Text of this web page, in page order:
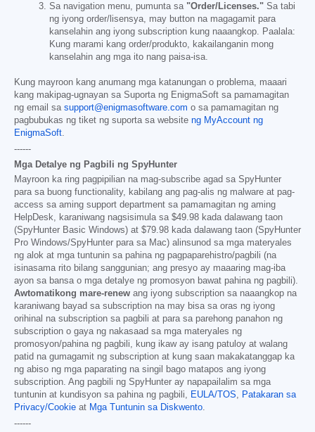
Sa navigation menu, pumunta sa "Order/Licenses." Sa tabi
ng iyong order/lisensya, may button na magagamit para
kanselahin ang iyong subscription kung naaangkop. Paalala:
Kung marami kang order/produkto, kakailanganin mong
kanselahin ang mga ito nang paisa-isa.
Kung mayroon kang anumang mga katanungan o problema, maaari
kang makipag-ugnayan sa Suporta ng EnigmaSoft sa pamamagitan
ng email sa support@enigmasoftware.com o sa pamamagitan ng
pagbubukas ng tiket ng suporta sa website ng MyAccount ng
EnigmaSoft
------
Mga Detalye ng Pagbili ng SpyHunter
Mayroon ka ring pagpipilian na mag-subscribe agad sa SpyHunter
para sa buong functionality, kabilang ang pag-alis ng malware at pag-
access sa aming support department sa pamamagitan ng aming
HelpDesk, karaniwang nagsisimula sa $49.98 kada dalawang taon
(SpyHunter Basic Windows) at $79.98 kada dalawang taon (SpyHunter
Pro Windows/SpyHunter para sa Mac) alinsunod sa mga materyales
ng alok at mga tuntunin sa pahina ng pagpaparehistro/pagbili (na
isinasama rito bilang sanggunian; ang presyo ay maaaring mag-iba
ayon sa bansa o mga detalye ng promosyon bawat pahina ng pagbili).
Awtomatikong mare-renew ang iyong subscription sa naaangkop na
karaniwang bayad sa subscription na may bisa sa oras ng iyong
orihinal na subscription sa pagbili at para sa parehong panahon ng
subscription o gaya ng nakasaad sa mga materyales ng
promosyon/pahina ng pagbili, kung ikaw ay isang patuloy at walang
patid na gumagamit ng subscription at kung saan makakatanggap ka
ng abiso ng mga paparating na singil bago matapos ang iyong
subscription. Ang pagbili ng SpyHunter ay napapailalim sa mga
tuntunin at kundisyon sa pahina ng pagbili,
EULA/TOS
Patakaran sa
Privacy/Cookie at Mga Tuntunin sa Diskwento
------